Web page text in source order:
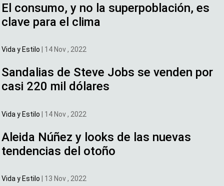
El consumo, y no la superpoblación, es
clave para el clima
Vida y Estilo 14 Nov , 2022
Sandalias de Steve Jobs se venden por
casi 220 mil dólares
Vida y Estilo 14 Nov , 2022
Aleida Núñez y looks de las nuevas
tendencias del otoño
Vida y Estilo 13 Nov , 2022